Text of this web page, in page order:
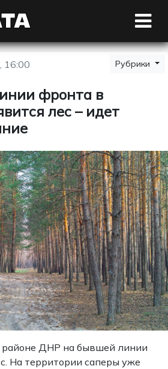
16:00 Рубрики
фронта в
лес – идет
районе ДНР на бывшей линии
На территории саперы уже